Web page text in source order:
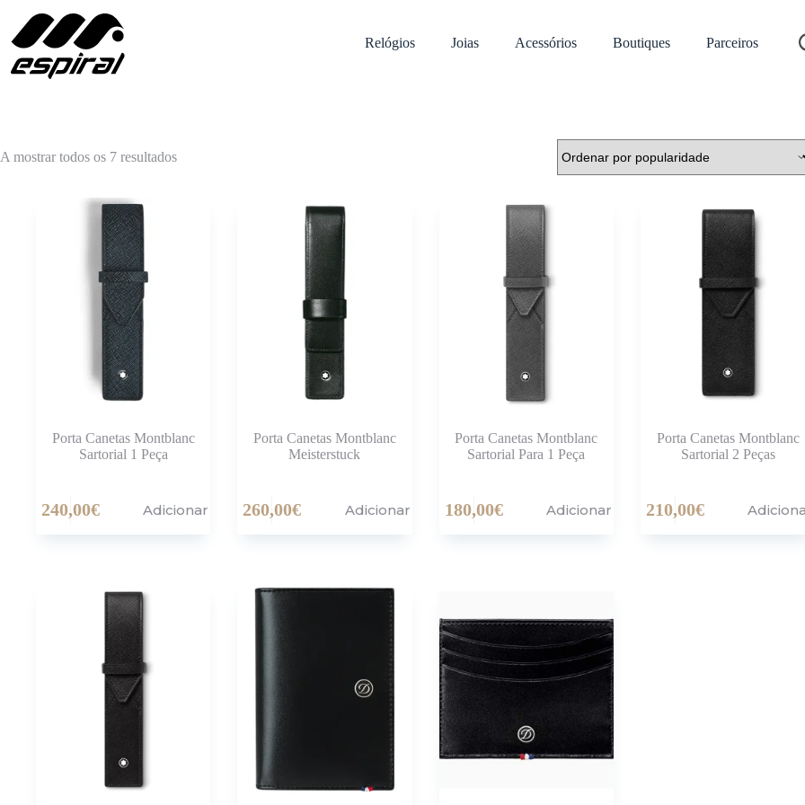
conteúdo
Relógios Joias Acessórios Boutiques Parceiros
A mostrar todos os 7 resultadosOrdenado
Porta Canetas Montblanc
Sartorial 1 Peça
240,00€ Adicionar
Porta Canetas Montblanc
Meisterstuck
260,00€ Adicionar
Porta Canetas Montblanc
Sartorial Para 1 Peça
180,00€ Adicionar
Porta Canetas Montblanc
Sartorial 2 Peças
210,00€